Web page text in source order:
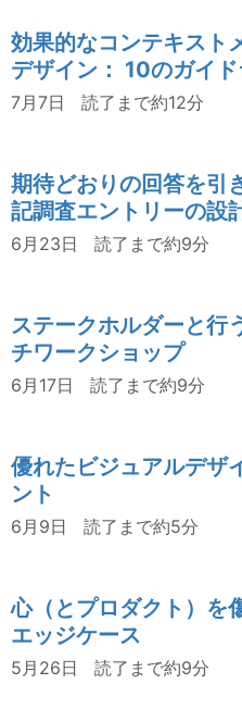
効果的なコンテキスト
デザイン： 10のガイ
7月7日 読了まで約12分
期待どおりの回答を引
記調査エントリーの設
6月23日 読了まで約9分
ステークホルダーと行
チワークショップ
6月17日 読了まで約9分
優れたビジュアルデザ
ント
6月9日 読了まで約5分
心（とプロダクト）を
エッジケース
5月26日 読了まで約9分